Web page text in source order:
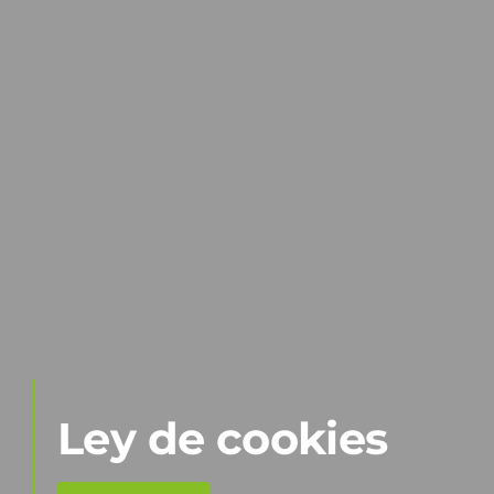
Ley de cookies